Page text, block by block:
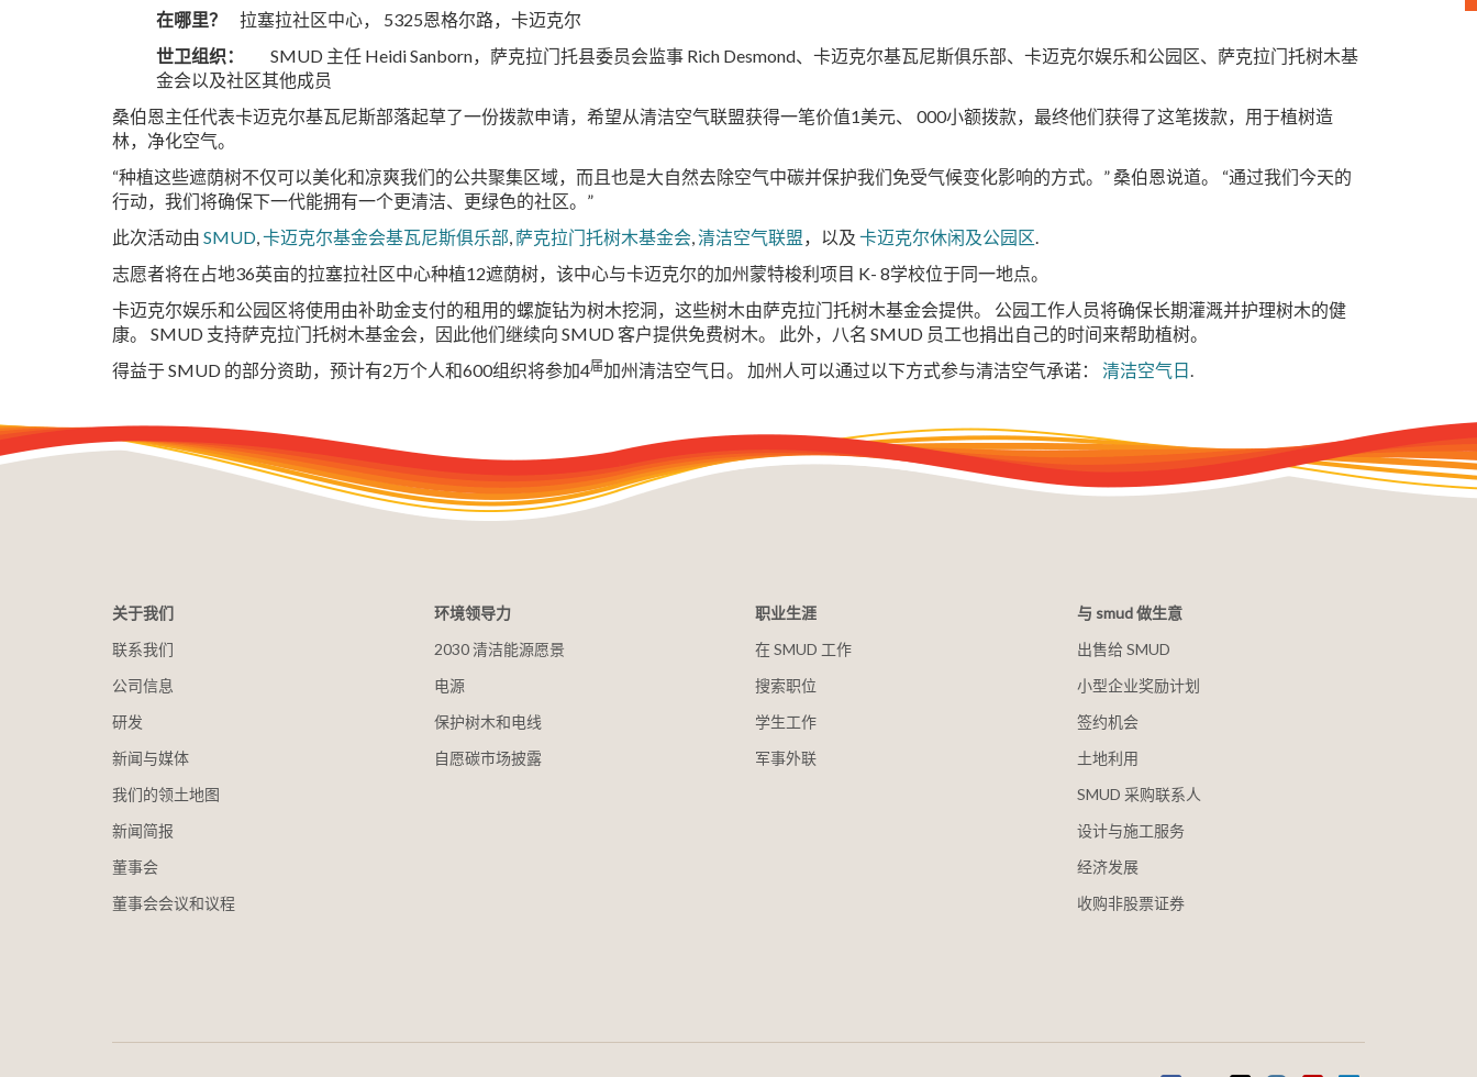
在哪里？ 拉塞拉社区中心， 5325恩格尔路，卡迈克尔
世卫组织： SMUD 主任 Heidi Sanborn，萨克拉门托县委员会监事 Rich Desmond、卡迈克尔基瓦尼斯俱乐部、卡迈克尔娱乐和公园区、萨克拉门托树木基
金会以及社区其他成员
桑伯恩主任代表卡迈克尔基瓦尼斯部落起草了一份拨款申请，希望从清洁空气联盟获得一笔价值1美元、 000小额拨款，最终他们获得了这笔拨款，用于植树造
林，净化空气。
“种植这些遮荫树不仅可以美化和凉爽我们的公共聚集区域，而且也是大自然去除空气中碳并保护我们免受气候变化影响的方式。” 桑伯恩说道。 “通过我们今天的
行动，我们将确保下一代能拥有一个更清洁、更绿色的社区。”
此次活动由 SMUD,卡迈克尔基金会基瓦尼斯俱乐部,萨克拉门托树木基金会,清洁空气联盟，以及 卡迈克尔休闲及公园区.
志愿者将在占地36英亩的拉塞拉社区中心种植12遮荫树，该中心与卡迈克尔的加州蒙特梭利项目 K- 8学校位于同一地点。
卡迈克尔娱乐和公园区将使用由补助金支付的租用的螺旋钻为树木挖洞，这些树木由萨克拉门托树木基金会提供。 公园工作人员将确保长期灌溉并护理树木的健
康。 SMUD 支持萨克拉门托树木基金会，因此他们继续向 SMUD 客户提供免费树木。 此外，八名 SMUD 员工也捐出自己的时间来帮助植树。
得益于 SMUD 的部分资助，预计有2万个人和600组织将参加4届加州清洁空气日。 加州人可以通过以下方式参与清洁空气承诺： 清洁空气日.
关于我们
联系我们
公司信息
研发
新闻与媒体
我们的领土地图
新闻简报
董事会
董事会会议和议程
环境领导力
2030 清洁能源愿景
电源
保护树木和电线
自愿碳市场披露
职业生涯
在 SMUD 工作
搜索职位
学生工作
军事外联
与 smud 做生意
出售给 SMUD
小型企业奖励计划
签约机会
土地利用
SMUD 采购联系人
设计与施工服务
经济发展
收购非股票证券